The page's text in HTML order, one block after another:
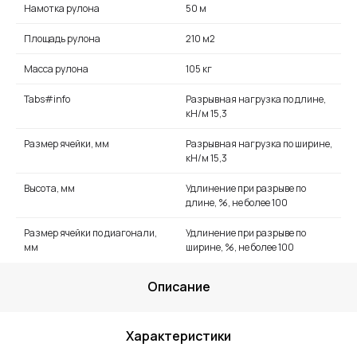
Намотка рулона 50 м
Площадь рулона 210 м2
Масса рулона 105 кг
Tabs#info
Разрывная нагрузка по длине,
кН/м 15,3
Размер ячейки, мм
Разрывная нагрузка по ширине,
кН/м 15,3
Высота, мм
Удлинение при разрыве по
длине, %, не более 100
Размер ячейки по диагонали,
мм
Удлинение при разрыве по
ширине, %, не более 100
Описание
Характеристики